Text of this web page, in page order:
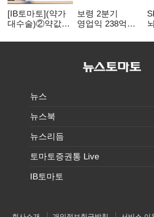
[IB토마토](약가
대수술)②약값
축소…제약업계
보령 2분기
영업익 238억…
뉴스
뉴스북
뉴스리듬
토마토증권통 Live
IB토마토